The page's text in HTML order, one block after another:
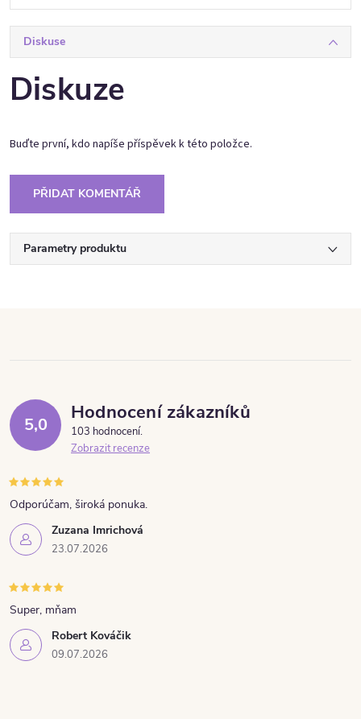
Diskuse
Diskuze
Buďte první, kdo napíše příspěvek k této položce.
PŘIDAT KOMENTÁŘ
Parametry produktu
5,0
Hodnocení zákazníků
103 hodnocení
Zobrazit recenze
Zuzana Imrichová
23.07.2026
Odporúčam, široká ponuka.
Robert Kováčik
09.07.2026
Super, mňam